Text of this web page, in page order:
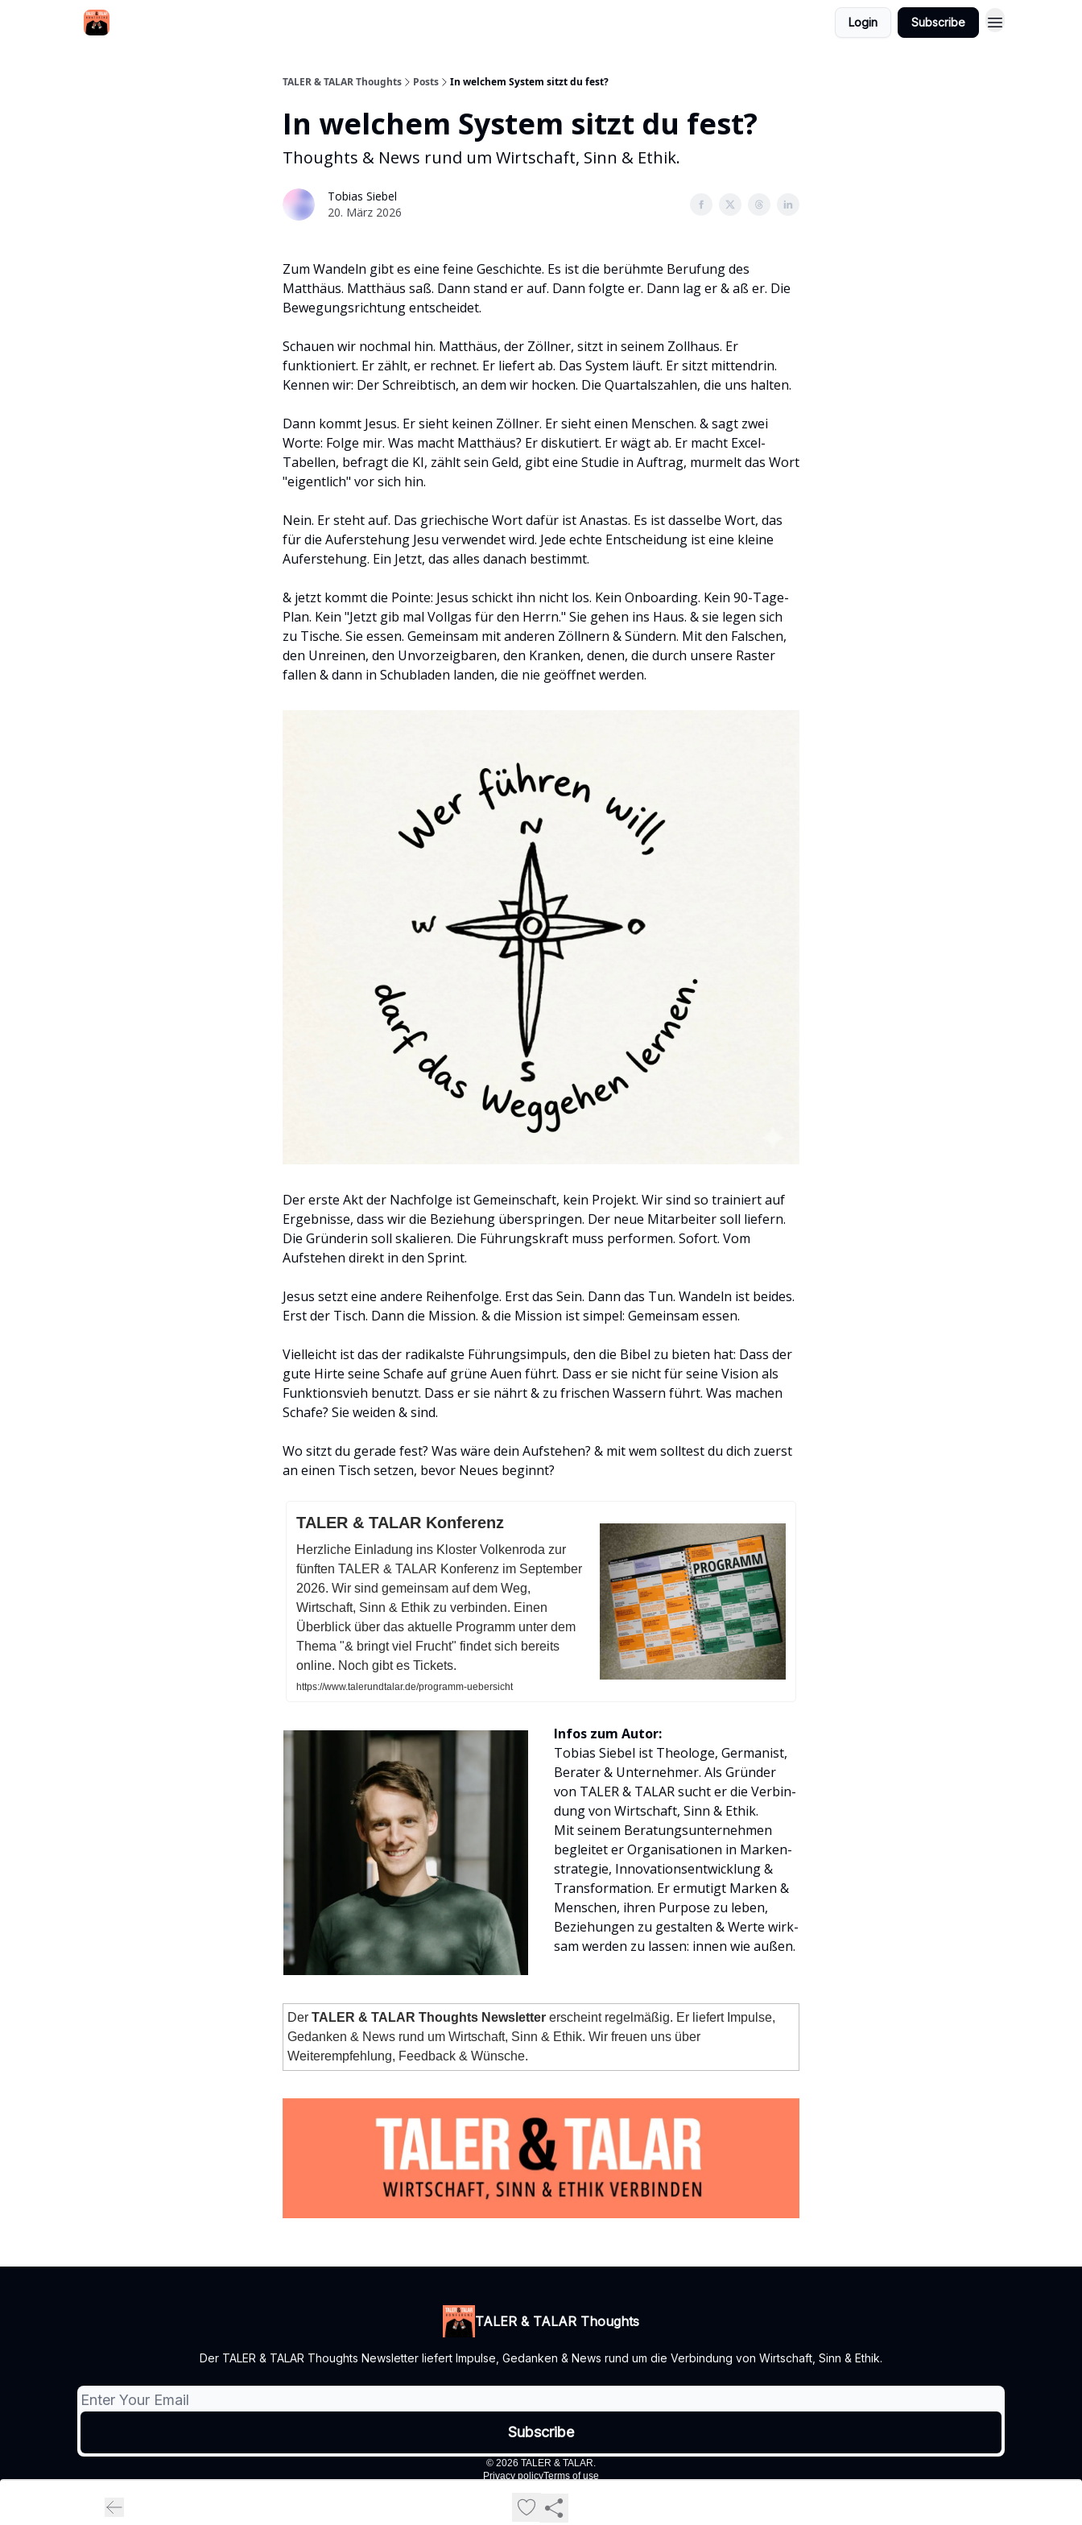
Login Subscribe
TALER & TALAR Thoughts Posts In welchem System sitzt du fest?
In welchem System sitzt du fest?
Thoughts & News rund um Wirtschaft, Sinn & Ethik.
Tobias Siebel
20. März 2026
Zum Wandeln gibt es eine feine Geschichte. Es ist die berühmte Berufung des
Matthäus. Matthäus saß. Dann stand er auf. Dann folgte er. Dann lag er & aß er. Die
Bewegungsrichtung entscheidet.
Schauen wir nochmal hin. Matthäus, der Zöllner, sitzt in seinem Zollhaus. Er
funktioniert. Er zählt, er rechnet. Er liefert ab. Das System läuft. Er sitzt mittendrin.
Kennen wir: Der Schreibtisch, an dem wir hocken. Die Quartalszahlen, die uns halten.
Dann kommt Jesus. Er sieht keinen Zöllner. Er sieht einen Menschen. & sagt zwei
Worte: Folge mir. Was macht Matthäus? Er diskutiert. Er wägt ab. Er macht Excel-
Tabellen, befragt die KI, zählt sein Geld, gibt eine Studie in Auftrag, murmelt das Wort
"eigentlich" vor sich hin.
Nein. Er steht auf. Das griechische Wort dafür ist Anastas. Es ist dasselbe Wort, das
für die Auferstehung Jesu verwendet wird. Jede echte Entscheidung ist eine kleine
Auferstehung. Ein Jetzt, das alles danach bestimmt.
& jetzt kommt die Pointe: Jesus schickt ihn nicht los. Kein Onboarding. Kein 90-Tage-
Plan. Kein "Jetzt gib mal Vollgas für den Herrn." Sie gehen ins Haus. & sie legen sich
zu Tische. Sie essen. Gemeinsam mit anderen Zöllnern & Sündern. Mit den Falschen,
den Unreinen, den Unvorzeigbaren, den Kranken, denen, die durch unsere Raster
fallen & dann in Schubladen landen, die nie geöffnet werden.
Der erste Akt der Nachfolge ist Gemeinschaft, kein Projekt. Wir sind so trainiert auf
Ergebnisse, dass wir die Beziehung überspringen. Der neue Mitarbeiter soll liefern.
Die Gründerin soll skalieren. Die Führungskraft muss performen. Sofort. Vom
Aufstehen direkt in den Sprint.
Jesus setzt eine andere Reihenfolge. Erst das Sein. Dann das Tun. Wandeln ist beides.
Erst der Tisch. Dann die Mission. & die Mission ist simpel: Gemeinsam essen.
Vielleicht ist das der radikalste Führungsimpuls, den die Bibel zu bieten hat: Dass der
gute Hirte seine Schafe auf grüne Auen führt. Dass er sie nicht für seine Vision als
Funktionsvieh benutzt. Dass er sie nährt & zu frischen Wassern führt. Was machen
Schafe? Sie weiden & sind.
Wo sitzt du gerade fest? Was wäre dein Aufstehen? & mit wem solltest du dich zuerst
an einen Tisch setzen, bevor Neues beginnt?
TALER & TALAR Konferenz
Herzliche Einladung ins Kloster Volkenroda zur
fünften TALER & TALAR Konferenz im September
2026. Wir sind gemeinsam auf dem Weg,
Wirtschaft, Sinn & Ethik zu verbinden. Einen
Überblick über das aktuelle Programm unter dem
Thema "& bringt viel Frucht" findet sich bereits
online. Noch gibt es Tickets.
https://www.talerundtalar.de/programm-uebersicht
Infos zum Autor:
Tobias Siebel ist Theologe, Germanist,
Berater & Unternehmer. Als Gründer
von TALER & TALAR sucht er die Verbin-
dung von Wirtschaft, Sinn & Ethik.
Mit seinem Beratungsunternehmen
begleitet er Organisationen in Marken-
strategie, Innovationsentwicklung &
Transformation. Er ermutigt Marken &
Menschen, ihren Purpose zu leben,
Beziehungen zu gestalten & Werte wirk-
sam werden zu lassen: innen wie außen.
Der TALER & TALAR Thoughts Newsletter erscheint regelmäßig. Er liefert Impulse,
Gedanken & News rund um Wirtschaft, Sinn & Ethik. Wir freuen uns über
Weiterempfehlung, Feedback & Wünsche.
TALER & TALAR Thoughts
Der TALER & TALAR Thoughts Newsletter liefert Impulse, Gedanken & News rund um die Verbindung von Wirtschaft, Sinn & Ethik.
© 2026 TALER & TALAR.
Privacy policyTerms of use
Powered by beehiiv